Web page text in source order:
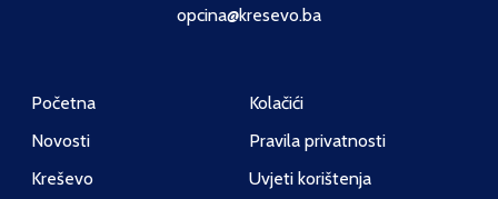
opcina@kresevo.ba
Početna
Novosti
Kreševo
Kolačići
Pravila privatnosti
Uvjeti korištenja